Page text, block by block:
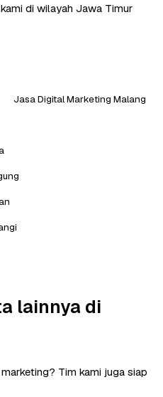
di wilayah Jawa Timur
Jasa Digital Marketing Malang
lainnya di
Tim kami juga siap